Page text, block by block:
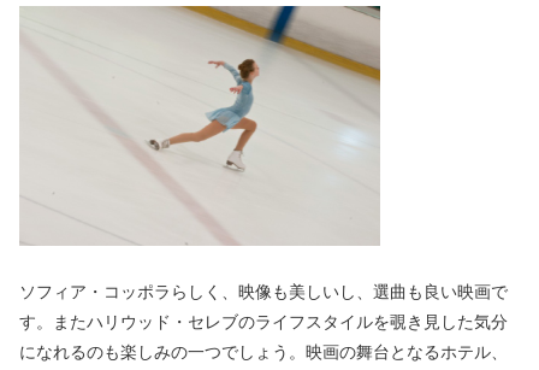
ソフィア・コッポラらしく、映像も美しいし、選曲も良い映画で
す。またハリウッド・セレブのライフスタイルを覗き見した気分
になれるのも楽しみの一つでしょう。映画の舞台となるホテル、